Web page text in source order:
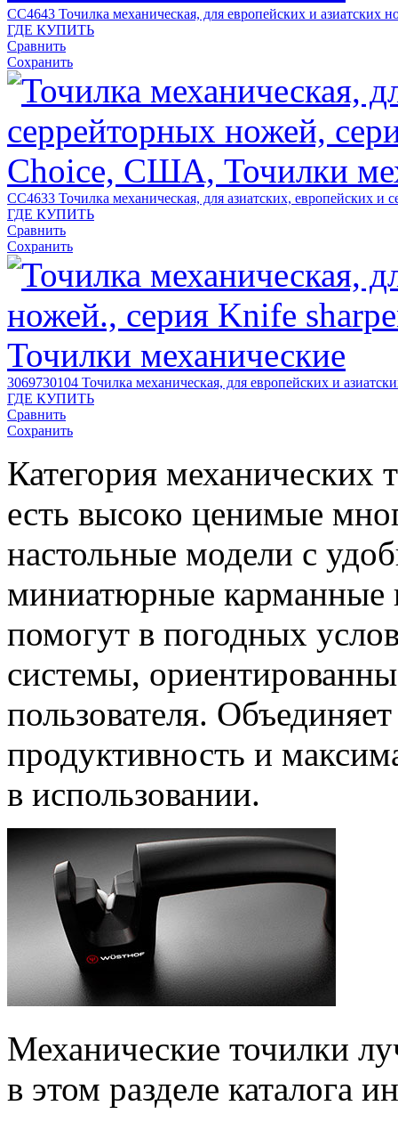
CC4643 Точилка механическая, для европейских и
ГДЕ КУПИТЬ
Сравнить
Сохранить
CC4633 Точилка механическая, для азиатских, европейских
ГДЕ КУПИТЬ
Сравнить
Сохранить
3069730104 Точилка механическая, для европейских и
ГДЕ КУПИТЬ
Сравнить
Сохранить
Категория механических
есть высоко ценимые
настольные модели с
миниатюрные карманные
помогут в погодных
системы,
пользователя.
продуктивность и
в использовании.
Механические точилки
в этом разделе каталога